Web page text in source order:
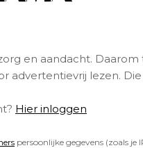
en aandacht. Daarom
advertentievrij lezen. Die
Hier inloggen
persoonlijke gegevens (zoals je